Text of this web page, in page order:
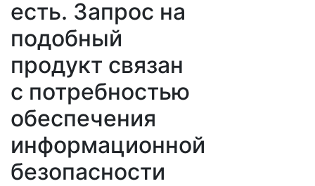
есть. Запрос на
подобный
продукт связан
с потребностью
обеспечения
информационной
безопасности